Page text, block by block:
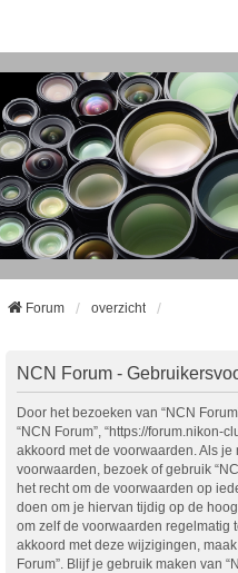
Forum overzicht
NCN Forum -
Door het bezoeken van “NCN
“NCN Forum”, “https://forum.nikon-
akkoord met de voorwaarden. Als je
voorwaarden, bezoek of gebruik
het recht om de voorwaarden op
doen om je hiervan tijdig op de
om zelf de voorwaarden regelmatig
akkoord met deze wijzigingen,
Forum”. Blijf je gebruik maken van